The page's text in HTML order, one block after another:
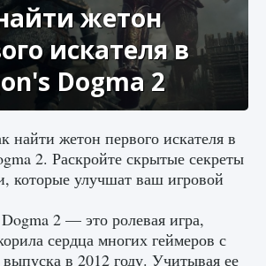
Palworld «Идет
— Невозможно начать
мира»
2 511 0 0
жетон
искателя в
Dogma 2
найти жетон первого искателя в
2. Раскройте скрытые секреты
которые улучшат ваш игровой
2 — это ролевая игра,
сердца многих геймеров с
в 2012 году. Учитывая ее